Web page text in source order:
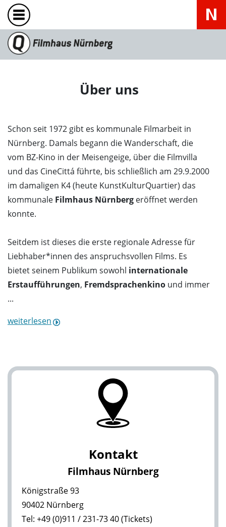
Über uns
Schon seit 1972 gibt es kommunale Filmarbeit in
Nürnberg. Damals begann die Wanderschaft, die
vom BZ-Kino in der Meisengeige, über die Filmvilla
und das CineCittá führte, bis schließlich am 29.9.2000
im damaligen K4 (heute KunstKulturQuartier) das
kommunale Filmhaus Nürnberg eröffnet werden
konnte.
Seitdem ist dieses die erste regionale Adresse für
Liebhaber*innen des anspruchsvollen Films. Es
bietet seinem Publikum sowohl internationale
Erstaufführungen, Fremdsprachenkino und immer
...
weiterlesen
Kontakt
Filmhaus Nürnberg
Königstraße 93
90402 Nürnberg
Tel: +49 (0)911 / 231-73 40 (Tickets)